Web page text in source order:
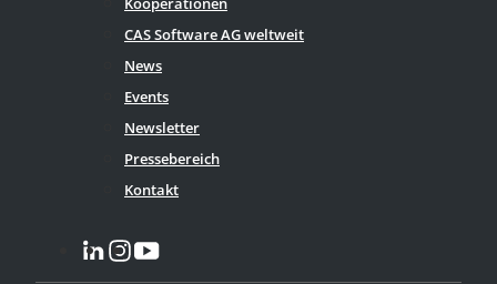
CAS Software AG weltweit
News
Events
Newsletter
Pressebereich
Kontakt